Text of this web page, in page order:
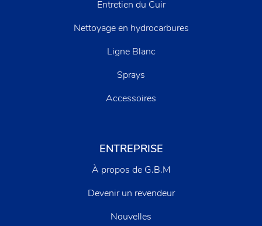
Entretien du Cuir
Nettoyage en hydrocarbures
Ligne Blanc
Sprays
Accessoires
ENTREPRISE
À propos de G.B.M
Devenir un revendeur
Nouvelles